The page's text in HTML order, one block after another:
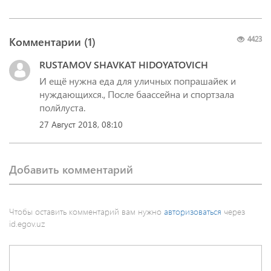
4423
Комментарии (1)
RUSTAMOV SHAVKAT HIDOYATOVICH
И ещё нужна еда для уличных попрашайек и
нуждающихся., После баассейна и спортзала
полйлуста.
27 Август 2018, 08:10
Добавить комментарий
Чтобы оставить комментарий вам нужно авторизоваться через
id.egov.uz